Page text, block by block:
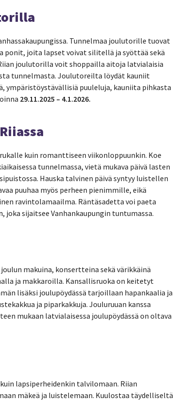
Tunnelmaa joulutorille tuovat
ponit, joita lapset voivat silitellä ja syöttää sekä
joulutorilla voit shoppailla aitoja latvialaisia
tunnelmasta. Joulutoreilta löydät kauniit
puuleluja, kauniita pihkasta
29.11.2025 – 4.1.2026.
kuin romanttiseen viikonloppuunkin. Koe
tunnelmassa, vietä mukava päivä lasten
Hauska talvinen päivä syntyy luistellen
puuhaa myös perheen pienimmille, eikä
ravintolamaailma. Räntäsadetta voi paeta
sijaitsee Vanhankaupungin tuntumassa.
makuina, konsertteina sekä värikkäinä
ja makkaroilla. Kansallisruoka on keitetyt
lisäksi joulupöydässä tarjoillaan hapankaalia ja
ja piparkakkuja. Jouluruuan kanssa
mukaan latvialaisessa joulupöydässä on oltava
lapsiperheidenkin talvilomaan. Riian
mäkeä ja luistelemaan. Kuulostaa täydelliseltä